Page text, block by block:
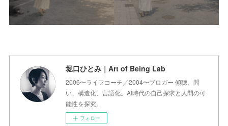
堀口ひとみ｜Art of Being Lab
2006〜ライフコーチ／2004〜ブロガー 傾聴、問
い、構造化、言語化。AI時代の自己探求と人間の可
能性を探究。
フォロー